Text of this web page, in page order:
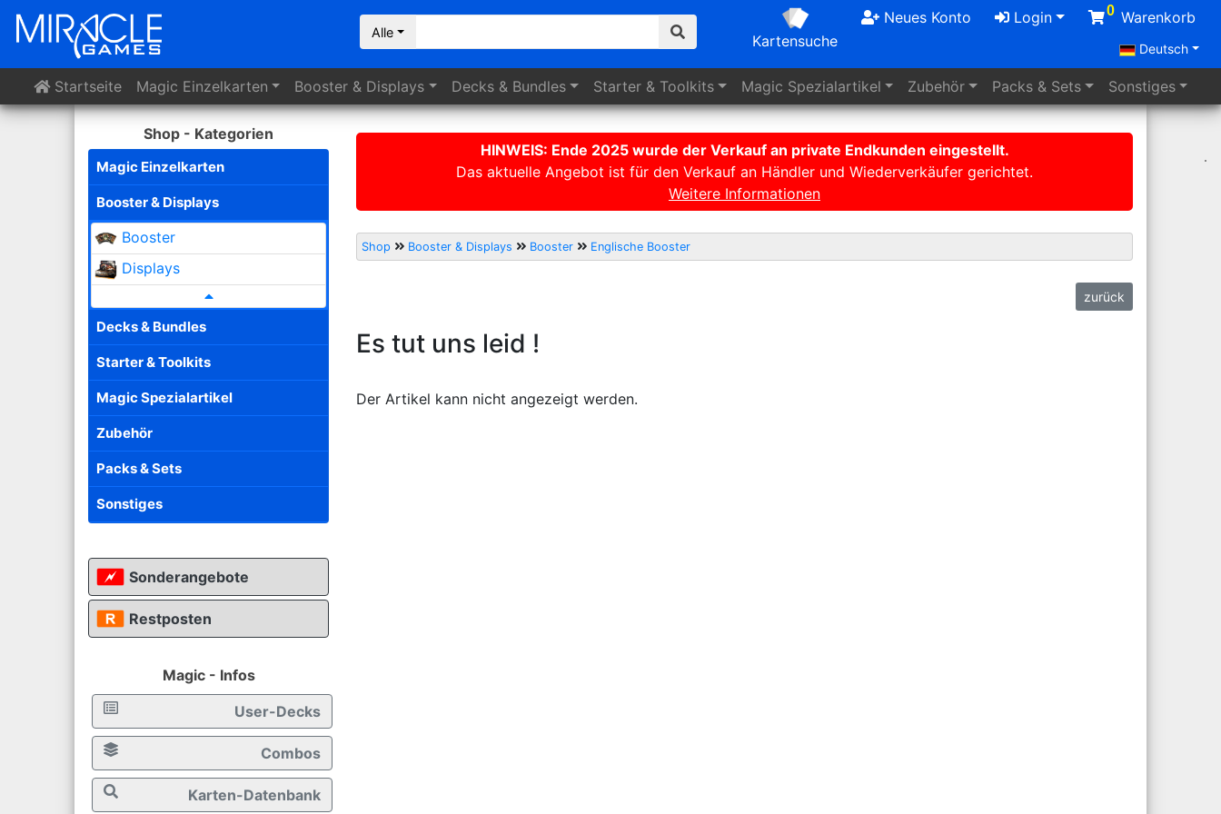
Kartensuche
Neues Konto Login 0 Warenkorb
Deutsch
Alle
Startseite Magic Einzelkarten Booster & Displays Decks & Bundles Starter & Toolkits Magic Spezialartikel Zubehör Packs & Sets Sonstiges
Shop - Kategorien
Magic Einzelkarten
Booster & Displays
Booster
Displays
Decks & Bundles
Starter & Toolkits
Magic Spezialartikel
Zubehör
Packs & Sets
Sonstiges
Sonderangebote
Restposten
Magic - Infos
User-Decks
Combos
Karten-Datenbank
HINWEIS: Ende 2025 wurde der Verkauf an private Endkunden eingestellt.
Das aktuelle Angebot ist für den Verkauf an Händler und Wiederverkäufer gerichtet.
Weitere Informationen
Shop Booster & Displays Booster Englische Booster
zurück
Es tut uns leid !
Der Artikel kann nicht angezeigt werden.